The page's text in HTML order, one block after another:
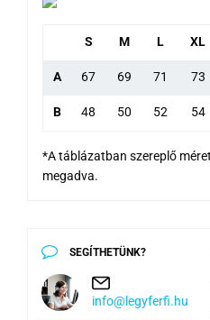
S M L XL
A 67 69 71 73
B 48 50 52 54
*A táblázatban szereplő
megadva.
SEGÍTHETÜNK?
info@legyferfi.hu